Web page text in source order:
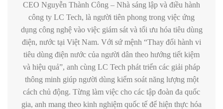
CEO Nguyễn Thành Công – Nhà sáng lập và điều hành
công ty LC Tech, là người tiên phong trong việc ứng
dụng công nghệ vào việc giám sát và tối ưu hóa tiêu dùng
điện, nước tại Việt Nam. Với sứ mệnh “Thay đổi hành vi
tiêu dùng điện nước của người dân theo hướng tiết kiệm
và hiệu quả”, anh cùng LC Tech phát triển các giải pháp
thông minh giúp người dùng kiểm soát năng lượng một
cách chủ động. Từng làm việc cho các tập đoàn đa quốc
gia, anh mang theo kinh nghiệm quốc tế để hiện thực hóa